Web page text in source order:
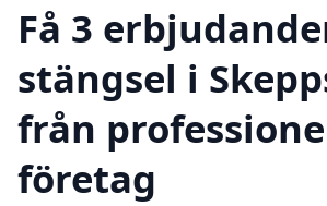
Få 3
stängsel i
från
företag